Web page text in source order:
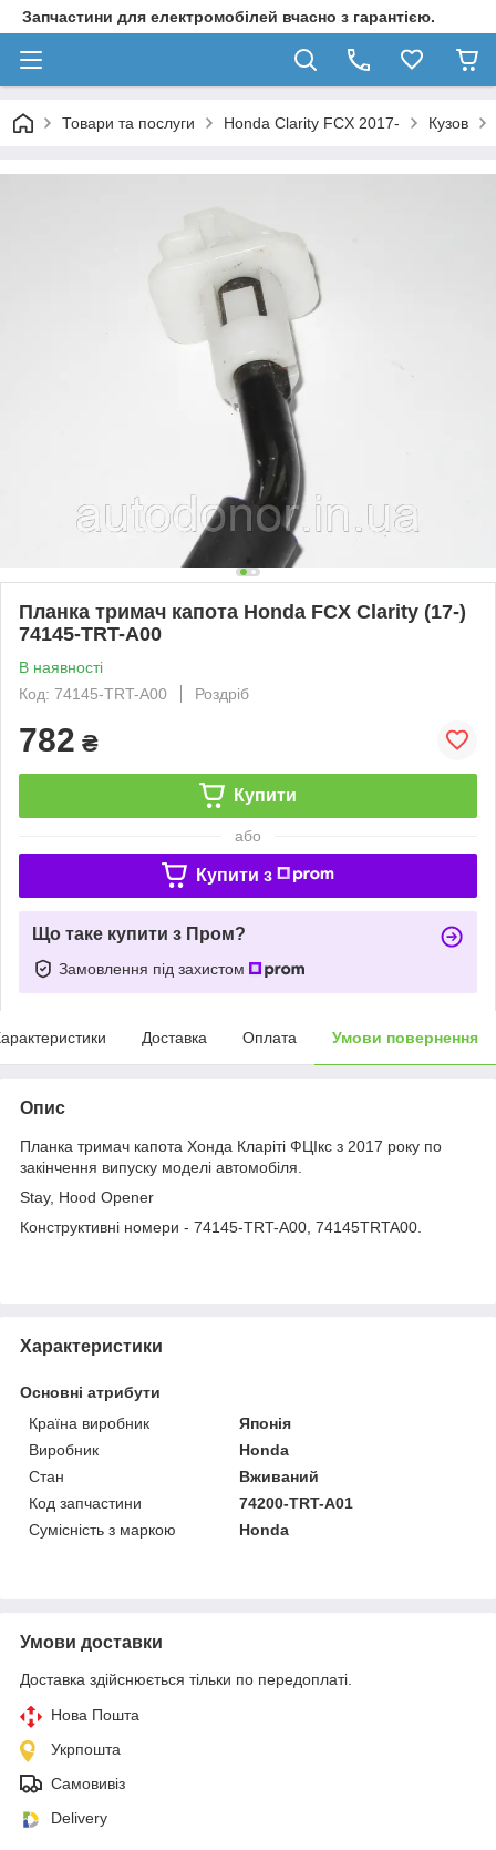
Запчастини для електромобілей вчасно з гарантією.
Товари та послуги Honda Clarity FCX 2017- Кузов
Планка тримач капота Honda FCX Clarity (17-)
74145-TRT-A00
В наявності
Код: 74145-TRT-A00
Роздріб
782 ₴
Купити
або
Купити з
Що таке купити з Пром?
Замовлення під захистом
Доставка Оплата Умови повернення
Опис
Планка тримач капота Хонда Кларіті ФЦІкс з 2017 року по
закінчення випуску моделі автомобіля.
Stay, Hood Opener
Конструктивні номери - 74145-TRT-A00, 74145TRTA00.
Характеристики
Основні атрибути
Країна виробник
Японія
Виробник
Honda
Стан
Вживаний
Код запчастини
74200-TRT-A01
Сумісність з маркою
Honda
Умови доставки
Доставка здійснюється тільки по передоплаті.
Нова Пошта
Укрпошта
Самовивіз
Delivery